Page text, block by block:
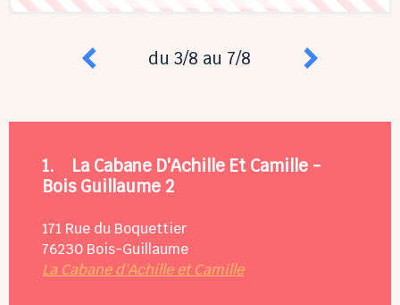
du 3/8 au 7/8
1. La Cabane D'Achille Et Camille -
Bois Guillaume 2
171 Rue du Boquettier
76230 Bois-Guillaume
La Cabane d'Achille et Camille